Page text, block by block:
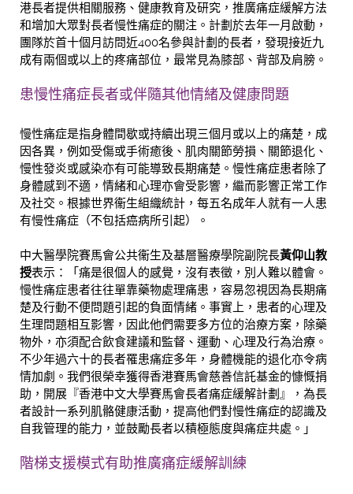
港長者提供相關服務、健康教育及研究，推廣痛症緩解方法
和增加大眾對長者慢性痛症的關注。計劃於去年一月啟動，
團隊於首十個月訪問近400名參與計劃的長者，發現接近九
成有兩個或以上的疼痛部位，最常見為膝部、背部及肩膀。
患慢性痛症長者或伴隨其他情緒及健康問題
慢性痛症是指身體間歇或持續出現三個月或以上的痛楚，成
因各異，例如受傷或手術癒後、肌肉關節勞損、關節退化、
慢性發炎或感染亦有可能導致長期痛楚。慢性痛症患者除了
身體感到不適，情緒和心理亦會受影響，繼而影響正常工作
及社交。根據世界衞生組織統計，每五名成年人就有一人患
有慢性痛症（不包括癌病所引起）。
中大醫學院賽馬會公共衞生及基層醫療學院副院長黃仰山教
授表示：「痛是很個人的感覺，沒有表徵，別人難以體會。
慢性痛症患者往往單靠藥物處理痛患，容易忽視因為長期痛
楚及行動不便問題引起的負面情緒。事實上，患者的心理及
生理問題相互影響，因此他們需要多方位的治療方案，除藥
物外，亦須配合飲食建議和監督、運動、心理及行為治療。
不少年過六十的長者罹患痛症多年，身體機能的退化亦令病
情加劇。我們很榮幸獲得香港賽馬會慈善信託基金的慷慨捐
助，開展『香港中文大學賽馬會長者痛症緩解計劃』，為長
者設計一系列肌骼健康活動，提高他們對慢性痛症的認識及
自我管理的能力，並鼓勵長者以積極態度與痛症共處。」
階梯支援模式有助推廣痛症緩解訓練